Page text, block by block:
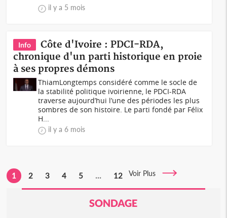
il y a 5 mois
Info
Côte d'Ivoire : PDCI-RDA,
chronique d'un parti historique en proie
à ses propres démons
ThiamLongtemps considéré comme le socle de
la stabilité politique ivoirienne, le PDCI-RDA
traverse aujourd’hui l’une des périodes les plus
sombres de son histoire. Le parti fondé par Félix
H...
il y a 6 mois
1 2 3 4 5 ... 12 Voir Plus
SONDAGE